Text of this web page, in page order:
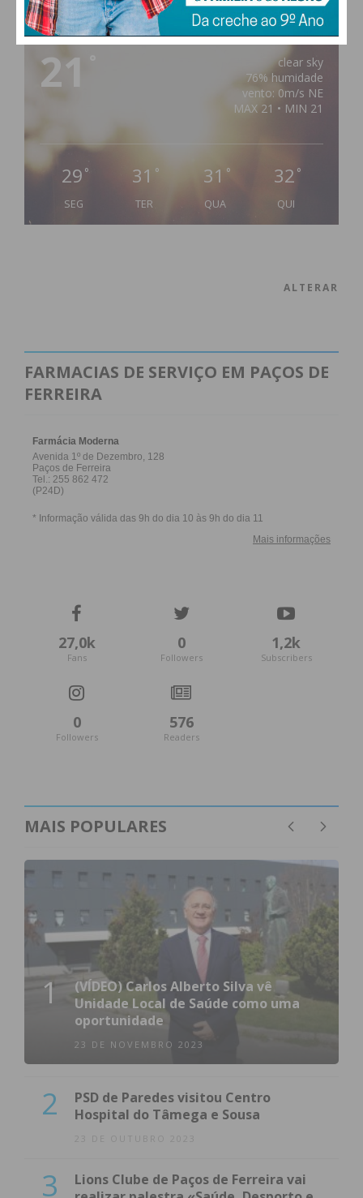
PAÇOS DE FERREIRA
21
clear sky
76% humidade
vento: 0m/s NE
MAX 21 • MIN 21
29 °
SEG
31 °
TER
31 °
QUA
32 °
QUI
ALTERAR
FARMACIAS DE SERVIÇO EM PAÇOS DE
FERREIRA
27,0k
Fans
0
Followers
1,2k
Subscribers
0
Followers
576
Readers
MAIS POPULARES
1
(VÍDEO) Carlos Alberto Silva vê
Unidade Local de Saúde como uma
oportunidade
23 DE NOVEMBRO 2023
2
PSD de Paredes visitou Centro
Hospital do Tâmega e Sousa
23 DE OUTUBRO 2023
3
Lions Clube de Paços de Ferreira vai